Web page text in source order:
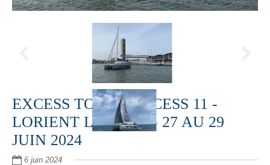
EXCESS TOUR - EXCESS 11 -
LORIENT LA BASE - 27 AU 29
JUIN 2024
6 juin 2024